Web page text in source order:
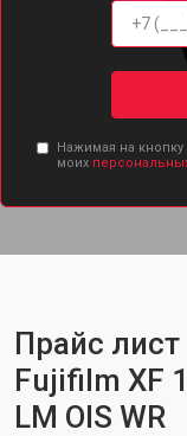
Нажимая на
моих
Прайс
Fujifilm XF
LM OIS WR